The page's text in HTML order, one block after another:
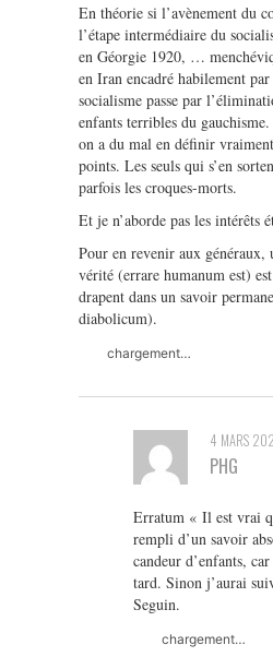
En théorie si l’avènement du
l’étape intermédiaire du
en Géorgie 1920, …
en Iran encadré habilement
socialisme passe par
enfants terribles du
on a du mal en définir
points. Les seuls qui s’en
parfois les croques-morts.
Et je n’aborde pas les intérêts
Pour en revenir aux
vérité (errare humanum est)
drapent dans un savoir
diabolicum).
chargement…
4 MARS
PHG
Erratum « Il est vrai
rempli d’un savoir
candeur d’enfants,
tard. Sinon j’aurai
Seguin.
chargement…